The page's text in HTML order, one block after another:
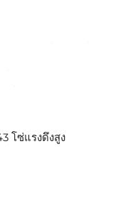
โซ่แรงดึงสูง